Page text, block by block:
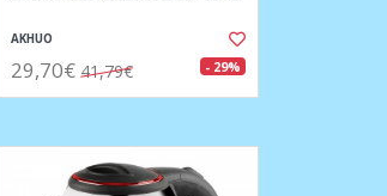
AKHUO
29,70€ 41,79€ - 29%